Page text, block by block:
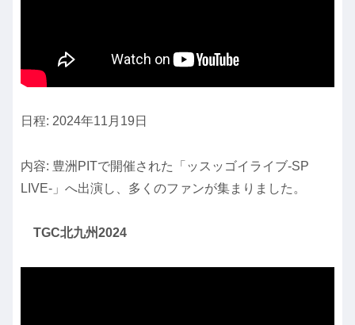
日程: 2024年11月19日
内容: 豊洲PITで開催された「ッスッゴイライブ-SP
LIVE-」へ出演し、多くのファンが集まりました。
TGC北九州2024